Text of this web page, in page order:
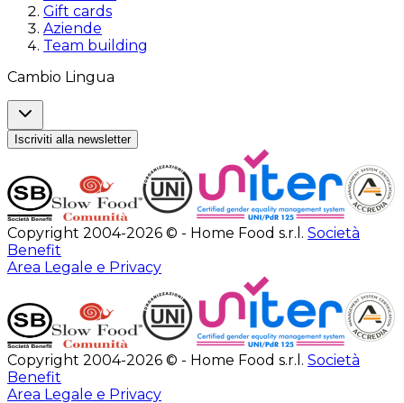
Gift cards
Aziende
Team building
Cambio Lingua
Iscriviti alla newsletter
Copyright 2004-2026 © - Home Food s.r.l. Società
Benefit
Area Legale e Privacy
Copyright 2004-2026 © - Home Food s.r.l. Società
Benefit
Area Legale e Privacy